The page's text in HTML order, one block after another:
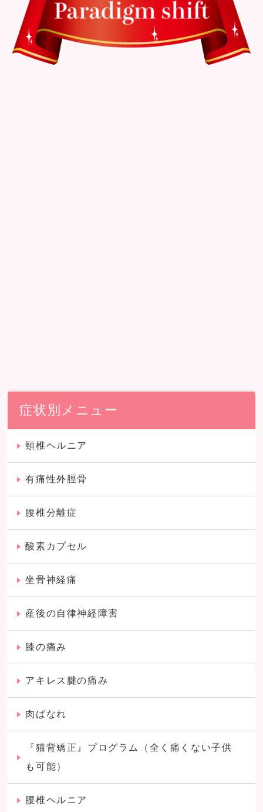
症状別メニュー
頸椎ヘルニア
有痛性外脛骨
腰椎分離症
酸素カプセル
坐骨神経痛
産後の自律神経障害
膝の痛み
アキレス腱の痛み
肉ばなれ
『猫背矯正』プログラム（全く痛くない子供
も可能）
腰椎ヘルニア